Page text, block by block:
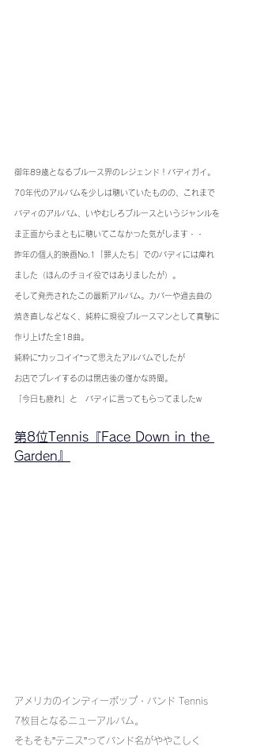
御年89歳となるブルース界のレジェンド！バディガイ。
70年代のアルバムを少しは聴いていたものの、これまで
バディのアルバム、いやむしろブルースというジャンルを
ま正面からまともに聴いてこなかった気がします・・
昨年の個人的映画No.1「罪人たち」でのバディには痺れ
ました（ほんのチョイ役ではありましたが）。
そして発売されたこの最新アルバム。カバーや過去曲の
焼き直しなどなく、純粋に現役ブルースマンとして真摯に
作り上げた全18曲。
純粋に”カッコイイ”って思えたアルバムでしたが
お店でプレイするのは閉店後の僅かな時間。
「今日も疲れ」と　バディに言ってもらってましたw
第8位Tennis『Face Down in the
Garden』
アメリカのインディーポップ・バンド Tennis
7枚目となるニューアルバム。
そもそも”テニス”ってバンド名がややこしく